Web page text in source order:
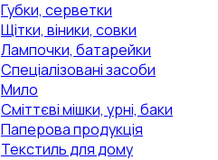
Губки, серветки
Щітки, віники, совки
Лампочки, батарейки
Спеціалізовані засоби
Мило
Сміттєві мішки, урні, баки
Паперова продукція
Текстиль для дому